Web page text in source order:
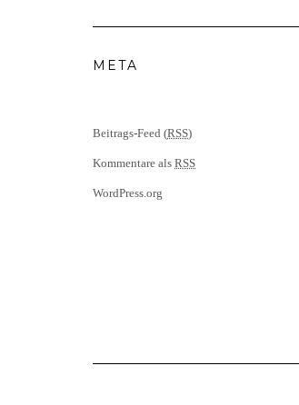
META
Beitrags-Feed (RSS)
Kommentare als RSS
WordPress.org